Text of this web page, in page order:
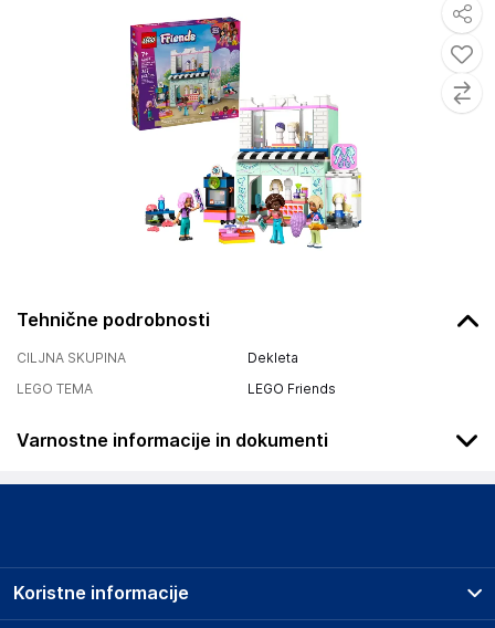
Tehnične podrobnosti
CILJNA SKUPINA
Dekleta
LEGO TEMA
LEGO Friends
Varnostne informacije in dokumenti
Podatki o proizvajalcu
LEGO System A/S
Koristne informacije